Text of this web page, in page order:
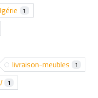
1
livraison-meubles 1
1